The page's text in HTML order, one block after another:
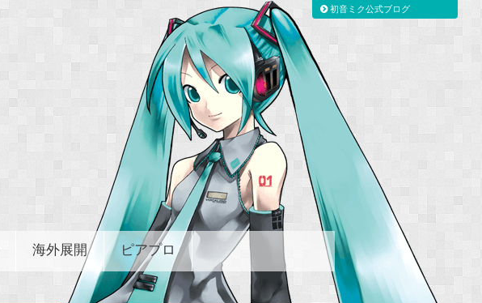
海外展開 ピアプロ
初音ミク公式ブログ